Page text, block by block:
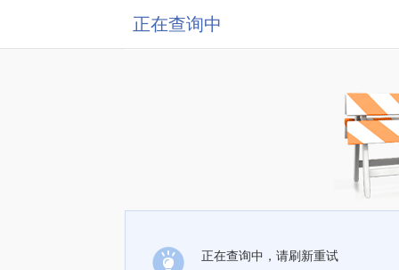
正在查询中
正在查询中，请刷新重试